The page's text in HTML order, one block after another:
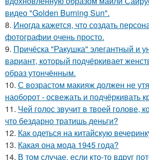
видео "Golden Burning Sun".
8. Иногда кажется, что создать
фотографии очень просто.
9. Причёска "Ракушка" элегантный и
вариант, который подчёркивает
образ утончённым.
10. С возрастом макияж должен не
наоборот - освежать и подчёркивать
11. Чей голос звучит в твоей голове,
что бездарно тратишь деньги?
12. Как одеться на китайскую
13. Какая она мода 1945 года?
14. В том случае, если кто-то вдруг